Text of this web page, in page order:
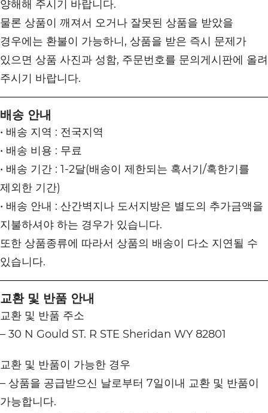
양해해 주시기 바랍니다.
물론 상품이 깨져서 오거나 잘못된 상품을 받았을
경우에는 환불이 가능하니, 상품을 받은 즉시 문제가
있으면 상품 사진과 성함, 주문번호를 문의게시판에 올려
주시기 바랍니다.
배송 안내
• 배송 지역 : 전국지역
• 배송 비용 : 무료
• 배송 기간 : 1-2달(배송이 제한되는 혹서기/혹한기를
제외한 기간)
• 배송 안내 : 산간벽지나 도서지방은 별도의 추가금액을
지불하셔야 하는 경우가 있습니다.
또한 상품종류에 따라서 상품의 배송이 다소 지연될 수
있습니다.
교환 및 반품 안내
교환 및 반품 주소
– 30 N Gould ST. R STE Sheridan WY 82801
교환 및 반품이 가능한 경우
– 상품을 공급받으신 날로부터 7일이내 교환 및 반품이
가능합니다.